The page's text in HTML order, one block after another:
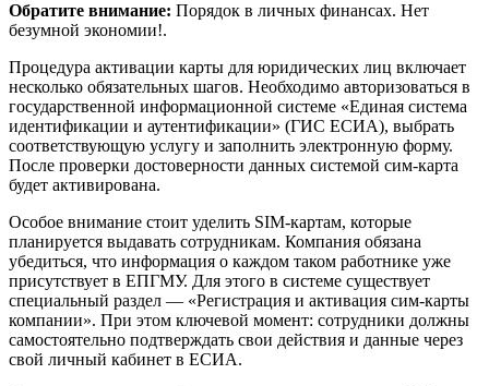
Обратите внимание: Порядок в личных финансах. Нет
безумной экономии!.
Процедура активации карты для юридических лиц включает
несколько обязательных шагов. Необходимо авторизоваться в
государственной информационной системе «Единая система
идентификации и аутентификации» (ГИС ЕСИА), выбрать
соответствующую услугу и заполнить электронную форму.
После проверки достоверности данных системой сим-карта
будет активирована.
Особое внимание стоит уделить SIM-картам, которые
планируется выдавать сотрудникам. Компания обязана
убедиться, что информация о каждом таком работнике уже
присутствует в ЕПГМУ. Для этого в системе существует
специальный раздел — «Регистрация и активация сим-карты
компании». При этом ключевой момент: сотрудники должны
самостоятельно подтверждать свои действия и данные через
свой личный кабинет в ЕСИА.